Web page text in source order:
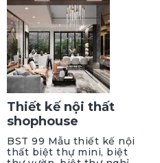
Thiết kế nội thất
shophouse
BST 99 Mẫu thiết kế nội
thất biệt thự mini, biệt